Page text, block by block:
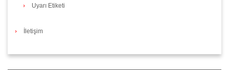
Uyarı Etiketi
İletişim